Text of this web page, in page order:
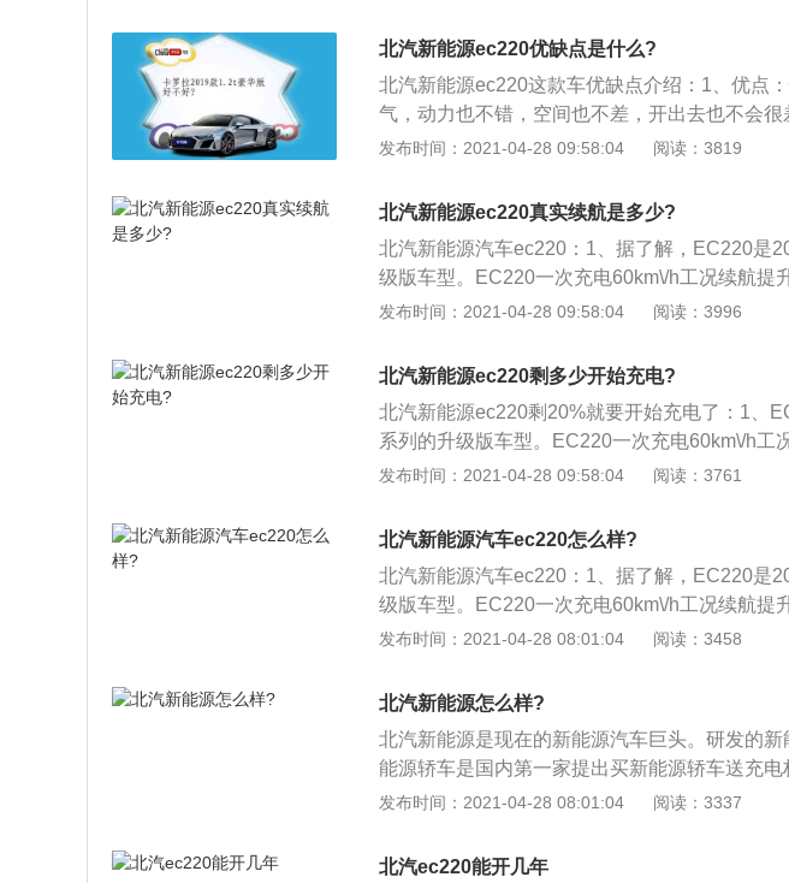
的身高来看，在前排调整至合适坐姿后，其头部
动，车主乘坐在后排，其头部空间同样达到一
辆使用费用方面，EC220更是坚定地践行了国
仅需0.05元电费，相当于同级别汽油车油费的1\/
北汽新能源ec220优缺点是什么?
北汽新能源ec220这款车优缺点介绍：1、优点
气，动力也不错，空间也不差，开出去也不会
道，操控很一般，减震比较差；2、外观：外观
性十足，内饰挡次感不会减分；3、空间：空间
题，后备箱也够用，配置：配置还不错，挺多
这么多配置我是挺满意的。
发布时间：2021-04-28 09:58:04 阅读：3819
北汽新能源ec220真实续航是多少?
北汽新能源汽车ec220：1、据了解，EC220是
级版车型。EC220一次充电60km\/h工况续航提
5公里；2、能量久：EC220采用智能制动能量
km\/h加速时间仅需6s；4、操控棒：正向研发
稳性大幅提升，灵活自如轻松驾驭。可以说升
验，更好开、更灵动。
发布时间：2021-04-28 09:58:04 阅读：3996
北汽新能源ec220剩多少开始充电?
北汽新能源ec220剩20%就要开始充电了：1、
系列的升级版车型。EC220一次充电60km\/h工
提升至215公里；2、能量久：EC220采用智能
快，0-50km\/h加速时间仅需6s；4、操控棒：
向性、操稳性大幅提升，灵活自如轻松驾驭，
用车体验，更好开、更灵动。
发布时间：2021-04-28 09:58:04 阅读：3761
北汽新能源汽车ec220怎么样?
北汽新能源汽车ec220：1、据了解，EC220是
级版车型。EC220一次充电60km\/h工况续航提
5公里；2、能量久：EC220采用智能制动能量
km\/h加速时间仅需6s；4、操控棒：正向研发
稳性大幅提升，灵活自如轻松驾驭。可以说升
验，更好开、更灵动。
发布时间：2021-04-28 08:01:04 阅读：3458
北汽新能源怎么样?
北汽新能源是现在的新能源汽车巨头。研发的
能源轿车是国内第一家提出买新能源轿车送充
建、协作共建等方式已建成公共充电桩6100余
大功率可输出136\/kw的马力，峰值扭矩高达
发布时间：2021-04-28 08:01:04 阅读：3337
北汽ec220能开几年